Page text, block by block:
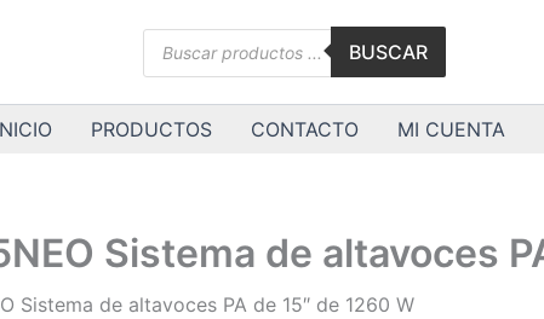
Búsqueda
BUSCAR
PRODUCTOS CONTACTO MI CUENTA
Sistema de altavoces
Sistema de altavoces PA de 15″ de 1260 W